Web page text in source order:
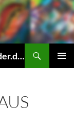
Peters Künstleratelier: Mal-mal-wieder.de – Offenes Maleratelier, Malkurse, Gruppenevents Malen für Senioren, Erwachsene und Kinder